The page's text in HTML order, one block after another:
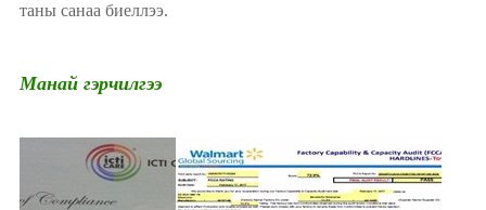
таны санаа биеллээ.
Манай гэрчилгээ